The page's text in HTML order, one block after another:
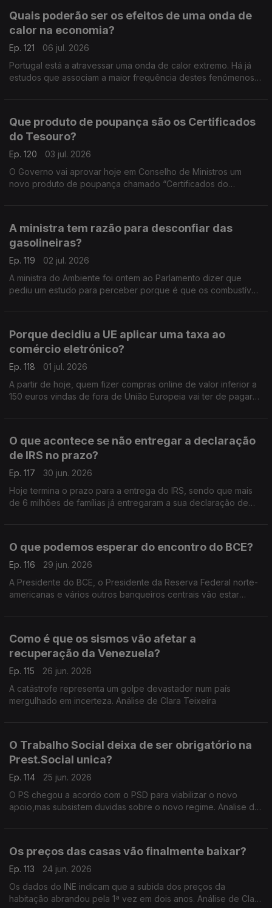
Quais poderão ser os efeitos de uma onda de
calor na economia?
Ep. 121
06 jul. 2026
Portugal está a atravessar uma onda de calor extremo. Há já
estudos que associam a maior frequência destes fenómenos a
Que produto de poupança são os Certificados
do Tesouro?
Ep. 120
03 jul. 2026
O Governo vai aprovar hoje em Conselho de Ministros um
novo produto de poupança chamado “Certificados do
A ministra tem razão para desconfiar das
gasolineiras?
Ep. 119
02 jul. 2026
A ministra do Ambiente foi ontem ao Parlamento dizer que
pediu um estudo para perceber porque é que os combustíveis
Porque decidiu a UE aplicar uma taxa ao
comércio eletrónico?
Ep. 118
01 jul. 2026
A partir de hoje, quem fizer compras online de valor inferior a
150 euros vindas de fora de União Europeia vai ter de pagar
O que acontece se não entregar a declaração
de IRS no prazo?
Ep. 117
30 jun. 2026
Hoje termina o prazo para a entrega do IRS, sendo que mais
de 6 milhões de famílias já entregaram a sua declaração de
O que podemos esperar do encontro do BCE?
Ep. 116
29 jun. 2026
A Presidente do BCE, o Presidente da Reserva Federal norte-
americanas e vários outros banqueiros centrais vão estar
Como é que os sismos vão afetar a
recuperação da Venezuela?
Ep. 115
26 jun. 2026
A catástrofe representa um golpe devastador num país
mergulhado em incerteza. Análise de Clara Teixeira
O Trabalho Social deixa de ser obrigatório na
Prest.Social unica?
Ep. 114
25 jun. 2026
O PS chegou a acordo com o PSD para viabilizar o novo
apoio,mas subsistem duvidas sobre o novo regime. Analise de
Os preços das casas vão finalmente baixar?
Ep. 113
24 jun. 2026
Os dados do INE indicam que a subida dos preços da
habitação abrandou pela 1ª vez em dois anos. Análise de Clara